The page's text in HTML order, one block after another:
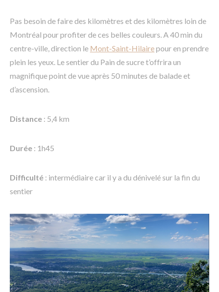
Pas besoin de faire des kilomètres et des kilomètres loin de
Montréal pour profiter de ces belles couleurs. A 40 min du
centre-ville, direction le Mont-Saint-Hilairepour en prendre
plein les yeux. Le sentier du Pain de sucre t’offrira un
magnifique point de vue après 50 minutes de balade et
d’ascension.
Distance : 5,4 km
Durée : 1h45
Difficulté : intermédiaire car il y a du dénivelé sur la fin du
sentier